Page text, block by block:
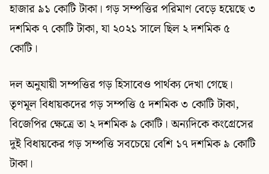
হাজার ৯১ কোটি টাকা। গড় সম্পত্তির পরিমাণ বেড়ে হয়েছে ৩
দশমিক ৭ কোটি টাকা, যা ২০২১ সালে ছিল ২ দশমিক ৫
কোটি।
দল অনুযায়ী সম্পত্তির গড় হিসাবেও পার্থক্য দেখা গেছে।
তৃণমূল বিধায়কদের গড় সম্পত্তি ৫ দশমিক ৩ কোটি টাকা,
বিজেপির ক্ষেত্রে তা ২ দশমিক ৯ কোটি। অন্যদিকে কংগ্রেসের
দুই বিধায়কের গড় সম্পত্তি সবচেয়ে বেশি ১৭ দশমিক ৯ কোটি
টাকা।